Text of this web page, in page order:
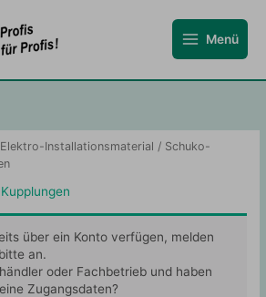
Menü
Elektro-Installationsmaterial / Schuko-
über ein Konto verfügen, melden
an.
oder Fachbetrieb und haben
Zugangsdaten?